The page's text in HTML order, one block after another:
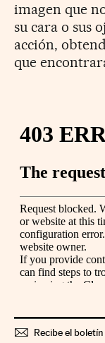
imagen que
su cara o sus
acción,
que
Recibe el